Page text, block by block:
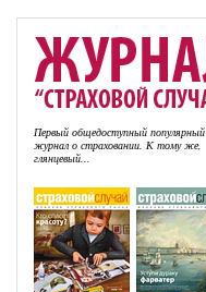
Первый общедоступный популярный
журнал о страховании. К тому же,
глянцевый...